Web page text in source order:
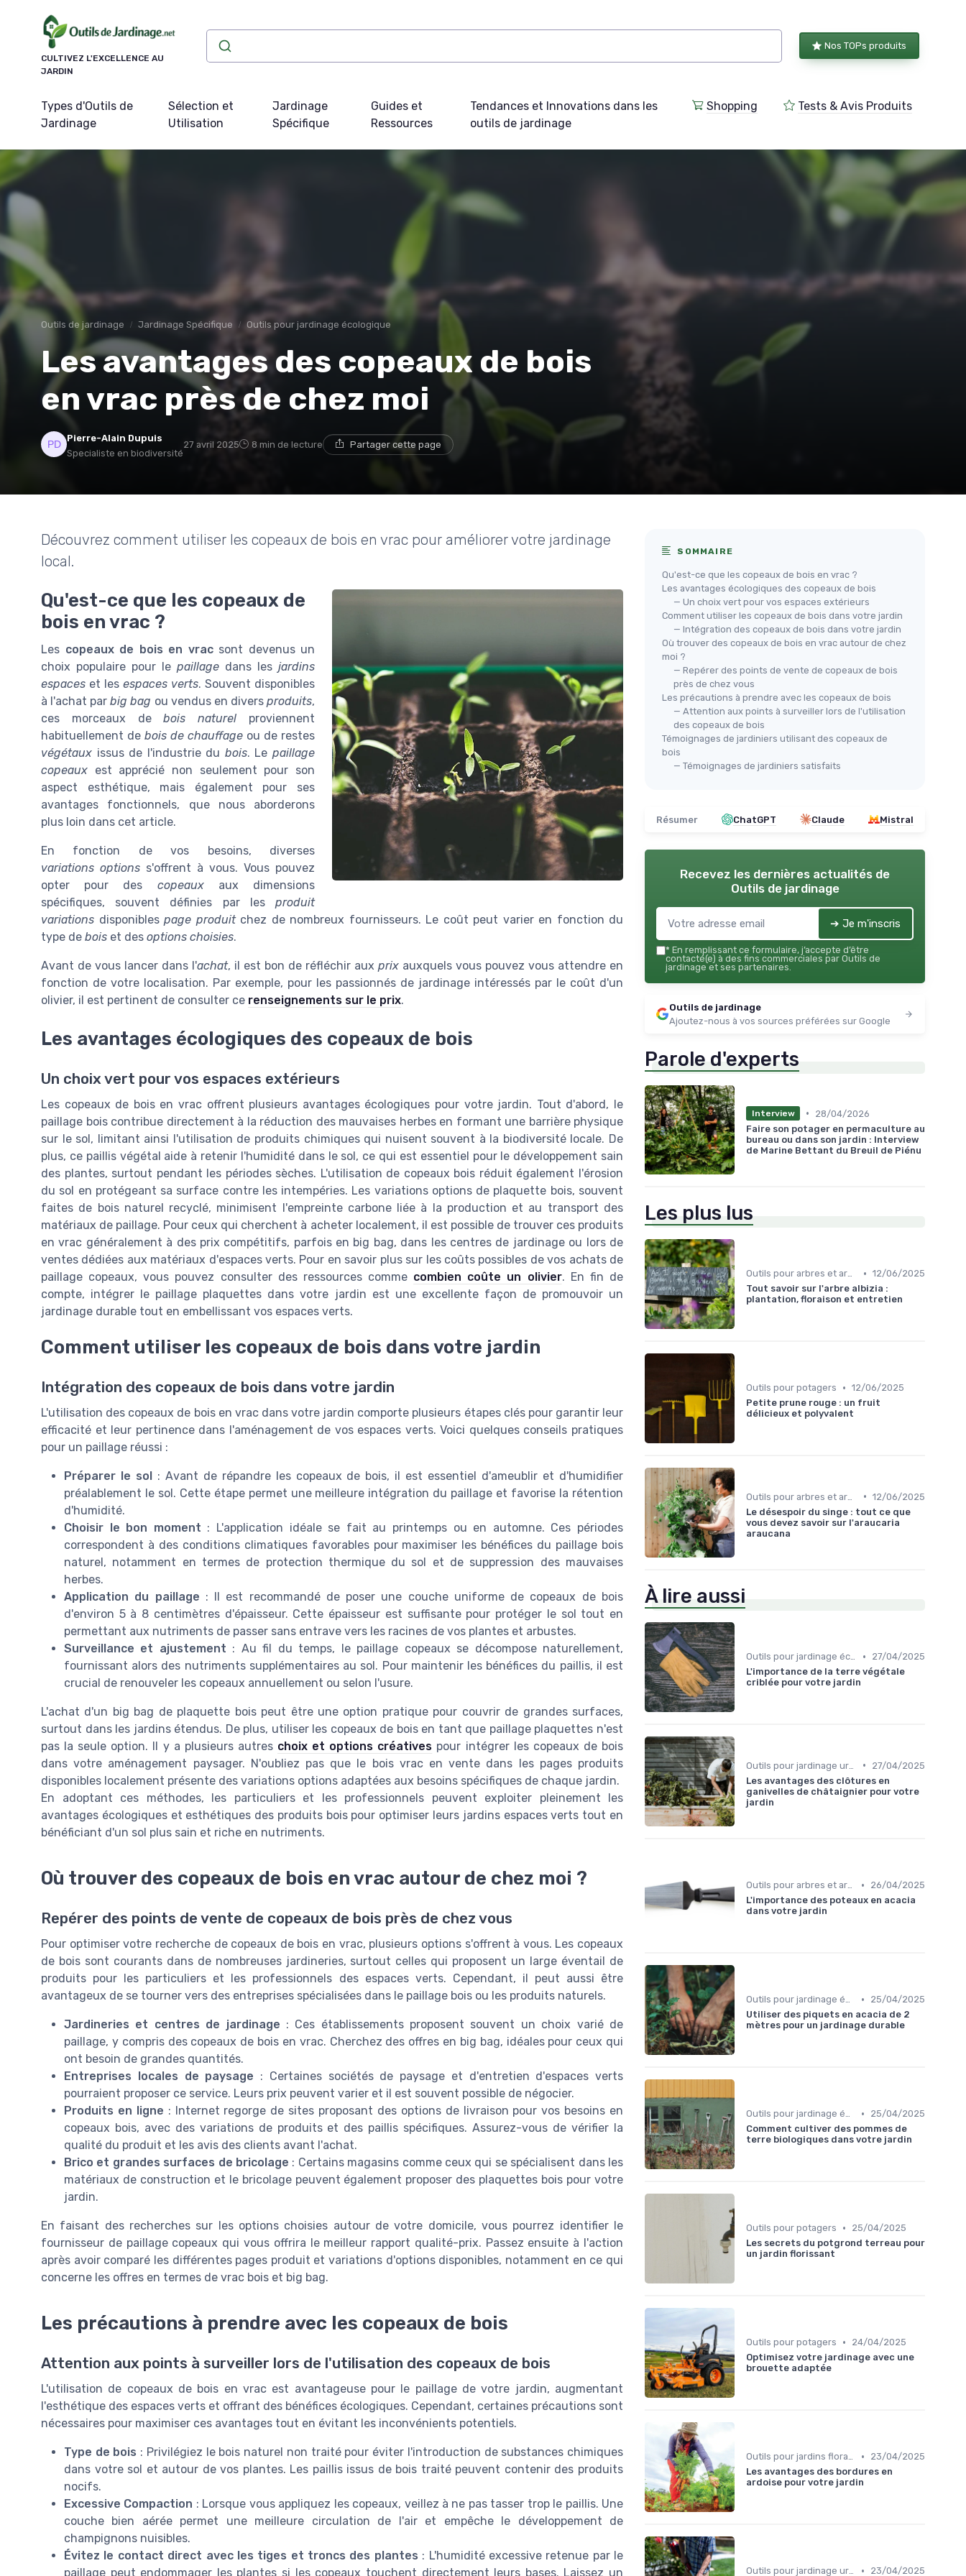
CULTIVEZ L'EXCELLENCE AU
JARDIN
Nos TOPs produits
Types d'Outils de
Jardinage
Sélection et
Utilisation
Jardinage
Spécifique
Guides et
Ressources
Tendances et Innovations dans les
outils de jardinage
Shopping Tests & Avis Produits
Outils de jardinage Jardinage Spécifique Outils pour jardinage écologique
Les avantages des copeaux de bois
en vrac près de chez moi
Pierre-Alain Dupuis
Specialiste en biodiversité
27 avril 2025 8 min de lecture Partager cette page
Découvrez comment utiliser les copeaux de bois en vrac pour améliorer votre jardinage
local.
Qu'est-ce que les copeaux de
bois en vrac ?
Les copeaux de bois en vracsont devenus un
choix populaire pour le paillage dans les jardins
espaces et les espaces verts. Souvent disponibles
à l'achat parbig bag ou vendus en diversproduits,
ces morceaux debois naturel proviennent
habituellement de bois de chauffage ou de restes
végétaux issus de l'industrie du bois. Lepaillage
copeaux est apprécié non seulement pour son
aspect esthétique, mais également pour ses
avantages fonctionnels, que nous aborderons
plus loin dans cet article.
En fonction de vos besoins, diverses
variations options s'offrent à vous. Vous pouvez
opter pour des copeauxaux dimensions
spécifiques, souvent définies par les produit
variations disponibles page produitchez de nombreux fournisseurs. Le coût peut varier en fonction du
type de bois et des options choisies.
Avant de vous lancer dans l'achat, il est bon de réfléchir aux prix auxquels vous pouvez vous attendre en
fonction de votre localisation. Par exemple, pour les passionnés de jardinage intéressés par le coût d'un
olivier, il est pertinent de consulter ce renseignements sur le prix.
Les avantages écologiques des copeaux de bois
Un choix vert pour vos espaces extérieurs
Les copeaux de bois en vrac offrent plusieurs avantages écologiques pour votre jardin. Tout d'abord, le
paillage bois contribue directement à la réduction des mauvaises herbes en formant une barrière physique
sur le sol, limitant ainsi l'utilisation de produits chimiques qui nuisent souvent à la biodiversité locale. De
plus, ce paillis végétal aide à retenir l'humidité dans le sol, ce qui est essentiel pour le développement sain
des plantes, surtout pendant les périodes sèches. L'utilisation de copeaux bois réduit également l'érosion
du sol en protégeant sa surface contre les intempéries. Les variations options de plaquette bois, souvent
faites de bois naturel recyclé, minimisent l'empreinte carbone liée à la production et au transport des
matériaux de paillage. Pour ceux qui cherchent à acheter localement, il est possible de trouver ces produits
en vrac généralement à des prix compétitifs, parfois en big bag, dans les centres de jardinage ou lors de
ventes dédiées aux matériaux d'espaces verts. Pour en savoir plus sur les coûts possibles de vos achats de
paillage copeaux, vous pouvez consulter des ressources comme combien coûte un olivier. En fin de
compte, intégrer le paillage plaquettes dans votre jardin est une excellente façon de promouvoir un
jardinage durable tout en embellissant vos espaces verts.
Comment utiliser les copeaux de bois dans votre jardin
Intégration des copeaux de bois dans votre jardin
L'utilisation des copeaux de bois en vrac dans votre jardin comporte plusieurs étapes clés pour garantir leur
efficacité et leur pertinence dans l'aménagement de vos espaces verts. Voici quelques conseils pratiques
pour un paillage réussi :
Préparer le sol
: Avant de répandre les copeaux de bois, il est essentiel d'ameublir et d'humidifier
préalablement le sol. Cette étape permet une meilleure intégration du paillage et favorise la rétention
d'humidité.
Choisir le bon moment : L'application idéale se fait au printemps ou en automne. Ces périodes
correspondent à des conditions climatiques favorables pour maximiser les bénéfices du paillage bois
naturel, notamment en termes de protection thermique du sol et de suppression des mauvaises
herbes.
Application du paillage : Il est recommandé de poser une couche uniforme de copeaux de bois
d'environ 5 à 8 centimètres d'épaisseur. Cette épaisseur est suffisante pour protéger le sol tout en
permettant aux nutriments de passer sans entrave vers les racines de vos plantes et arbustes.
Surveillance et ajustement : Au fil du temps, le paillage copeaux se décompose naturellement,
fournissant alors des nutriments supplémentaires au sol. Pour maintenir les bénéfices du paillis, il est
crucial de renouveler les copeaux annuellement ou selon l'usure.
L'achat d'un big bag de plaquette bois peut être une option pratique pour couvrir de grandes surfaces,
surtout dans les jardins étendus. De plus, utiliser les copeaux de bois en tant que paillage plaquettes n'est
pas la seule option. Il y a plusieurs autres choix et options créatives pour intégrer les copeaux de bois
dans votre aménagement paysager. N'oubliez pas que le bois vrac en vente dans les pages produits
disponibles localement présente des variations options adaptées aux besoins spécifiques de chaque jardin.
En adoptant ces méthodes, les particuliers et les professionnels peuvent exploiter pleinement les
avantages écologiques et esthétiques des produits bois pour optimiser leurs jardins espaces verts tout en
bénéficiant d'un sol plus sain et riche en nutriments.
Où trouver des copeaux de bois en vrac autour de chez moi ?
Repérer des points de vente de copeaux de bois près de chez vous
Pour optimiser votre recherche de copeaux de bois en vrac, plusieurs options s'offrent à vous. Les copeaux
de bois sont courants dans de nombreuses jardineries, surtout celles qui proposent un large éventail de
produits pour les particuliers et les professionnels des espaces verts. Cependant, il peut aussi être
avantageux de se tourner vers des entreprises spécialisées dans le paillage bois ou les produits naturels.
Jardineries et centres de jardinage : Ces établissements proposent souvent un choix varié de
paillage, y compris des copeaux de bois en vrac. Cherchez des offres en big bag, idéales pour ceux qui
ont besoin de grandes quantités.
Entreprises locales de paysage : Certaines sociétés de paysage et d'entretien d'espaces verts
pourraient proposer ce service. Leurs prix peuvent varier et il est souvent possible de négocier.
Produits en ligne : Internet regorge de sites proposant des options de livraison pour vos besoins en
copeaux bois, avec des variations de produits et des paillis spécifiques. Assurez-vous de vérifier la
qualité du produit et les avis des clients avant l'achat.
Brico et grandes surfaces de bricolage : Certains magasins comme ceux qui se spécialisent dans les
matériaux de construction et le bricolage peuvent également proposer des plaquettes bois pour votre
jardin.
En faisant des recherches sur les options choisies autour de votre domicile, vous pourrez identifier le
fournisseur de paillage copeaux qui vous offrira le meilleur rapport qualité-prix. Passez ensuite à l'action
après avoir comparé les différentes pages produit et variations d'options disponibles, notamment en ce qui
concerne les offres en termes de vrac bois et big bag.
Les précautions à prendre avec les copeaux de bois
Attention aux points à surveiller lors de l'utilisation des copeaux de bois
L'utilisation de copeaux de bois en vrac est avantageuse pour le paillage de votre jardin, augmentant
l'esthétique des espaces verts et offrant des bénéfices écologiques. Cependant, certaines précautions sont
nécessaires pour maximiser ces avantages tout en évitant les inconvénients potentiels.
Type de bois : Privilégiez le bois naturel non traité pour éviter l'introduction de substances chimiques
dans votre sol et autour de vos plantes. Les paillis issus de bois traité peuvent contenir des produits
nocifs.
Excessive Compaction : Lorsque vous appliquez les copeaux, veillez à ne pas tasser trop le paillis. Une
couche bien aérée permet une meilleure circulation de l'air et empêche le développement de
champignons nuisibles.
Évitez le contact direct avec les tiges et troncs des plantes : L'humidité excessive retenue par le
paillage peut endommager les plantes si les copeaux touchent directement leurs bases. Laissez un
SOMMAIRE
Qu'est-ce que les copeaux de bois en vrac ?
Les avantages écologiques des copeaux de bois
— Un choix vert pour vos espaces extérieurs
Comment utiliser les copeaux de bois dans votre jardin
— Intégration des copeaux de bois dans votre jardin
Où trouver des copeaux de bois en vrac autour de chez
moi ?
— Repérer des points de vente de copeaux de bois
près de chez vous
Les précautions à prendre avec les copeaux de bois
— Attention aux points à surveiller lors de l'utilisation
des copeaux de bois
Témoignages de jardiniers utilisant des copeaux de
bois
— Témoignages de jardiniers satisfaits
Résumer ChatGPT Claude Mistral
Recevez les dernières actualités de
Outils de jardinage
➔ Je m'inscris
* En remplissant ce formulaire, j’accepte d’être
contacté(e) à des fins commerciales par Outils de
jardinage et ses partenaires.
Outils de jardinage
Ajoutez-nous à vos sources préférées sur Google
Parole d'experts
Interview •
28/04/2026
Faire son potager en permaculture au
bureau ou dans son jardin : Interview
de Marine Bettant du Breuil de Piénu
Les plus lus
Outils pour arbres et arbustes • 12/06/2025
Tout savoir sur l'arbre albizia :
plantation, floraison et entretien
Outils pour potagers • 12/06/2025
Petite prune rouge : un fruit
délicieux et polyvalent
• 12/06/2025
Le désespoir du singe : tout ce que
vous devez savoir sur l'araucaria
araucana
À lire aussi
Outils pour jardinage écologique •
27/04/2025
L'importance de la terre végétale
criblée pour votre jardin
•
27/04/2025
Les avantages des clôtures en
ganivelles de châtaignier pour votre
jardin
Outils pour arbres et arbustes •
26/04/2025
L'importance des poteaux en acacia
dans votre jardin
Outils pour jardinage écologique •
25/04/2025
Utiliser des piquets en acacia de 2
mètres pour un jardinage durable
Outils pour jardinage écologique •
25/04/2025
Comment cultiver des pommes de
terre biologiques dans votre jardin
Outils pour potagers •
25/04/2025
Les secrets du potgrond terreau pour
un jardin florissant
Outils pour potagers •
24/04/2025
Optimisez votre jardinage avec une
brouette adaptée
Outils pour jardins floraux •
23/04/2025
Les avantages des bordures en
ardoise pour votre jardin
Outils pour jardinage urbain • 23/04/2025